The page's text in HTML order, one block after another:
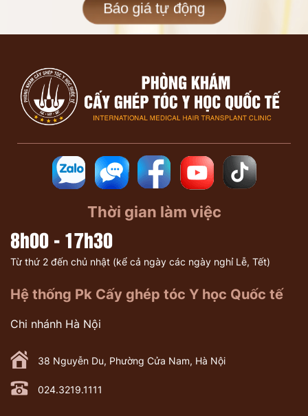
Báo giá tự động
Thời gian làm việc
8h00 - 17h30
Từ thứ 2 đến chủ nhật (kể cả ngày các ngày nghỉ Lễ, Tết)
Hệ thống Pk Cấy ghép tóc Y học Quốc tế
Chi nhánh Hà Nội
38 Nguyễn Du, Phường Cửa Nam, Hà Nội
024.3219.1111